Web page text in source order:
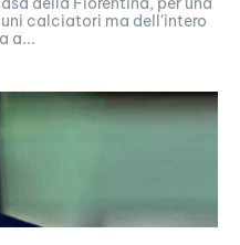
calciatori ma dell'intero
a...